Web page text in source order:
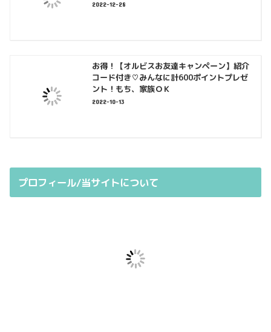
2022-12-28
お得！【オルビスお友達キャンペーン】紹介
コード付き♡みんなに計600ポイントプレゼ
ント！もち、家族ＯＫ
2022-10-13
プロフィール/当サイトについて